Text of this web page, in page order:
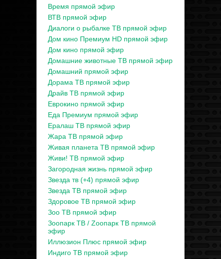
Время прямой эфир
ВТВ прямой эфир
Диалоги о рыбалке ТВ прямой эфир
Дом кино Премиум HD прямой эфир
Дом кино прямой эфир
Домашние животные ТВ прямой эфир
Домашний прямой эфир
Дорама ТВ прямой эфир
Драйв ТВ прямой эфир
Еврокино прямой эфир
Еда Премиум прямой эфир
Ералаш ТВ прямой эфир
Жара ТВ прямой эфир
Живая планета ТВ прямой эфир
Живи! ТВ прямой эфир
Загородная жизнь прямой эфир
Звезда тв (+4) прямой эфир
Звезда ТВ прямой эфир
Здоровое ТВ прямой эфир
Зоо ТВ прямой эфир
Зоопарк ТВ / Zooпарк ТВ прямой
эфир
Иллюзион Плюс прямой эфир
Индиго ТВ прямой эфир